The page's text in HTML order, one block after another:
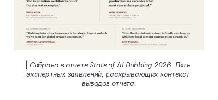
Собрано в отчете State of AI Dubbing 2026. Пять
экспертных заявлений, раскрывающих контекст
выводов отчета.